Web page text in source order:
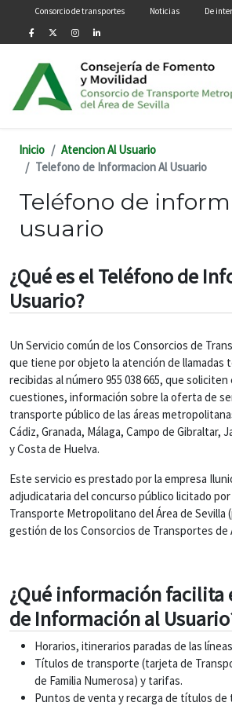
Pasar al contenido principal
Menú secundario
Consorcio de transportes Noticias De
Inicio
Atencion Al Usuario
Telefono de Informacion Al Usuario
Teléfono de
usuario
¿Qué es el Teléfono de
Usuario?
Un Servicio común de los Consorcios de
que tiene por objeto la atención de llamadas
recibidas al número 955 038 665, que
cuestiones, información sobre la oferta de
transporte público de las áreas
Cádiz, Granada, Málaga, Campo de Gibraltar,
y Costa de Huelva.
Este servicio es prestado por la empresa
adjudicataria del concurso público licitado
Transporte Metropolitano del Área de Sevilla
gestión de los Consorcios de Transportes de
¿Qué información facilita
de Información al
Horarios, itinerarios paradas de las
Títulos de transporte (tarjeta de
de Familia Numerosa) y tarifas.
Puntos de venta y recarga de títulos de